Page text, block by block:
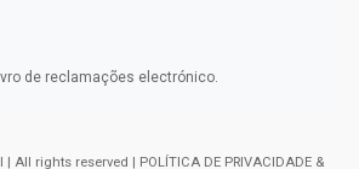
de reclamações electrónico.
| All rights reserved | POLÍTICA DE PRIVACIDADE &